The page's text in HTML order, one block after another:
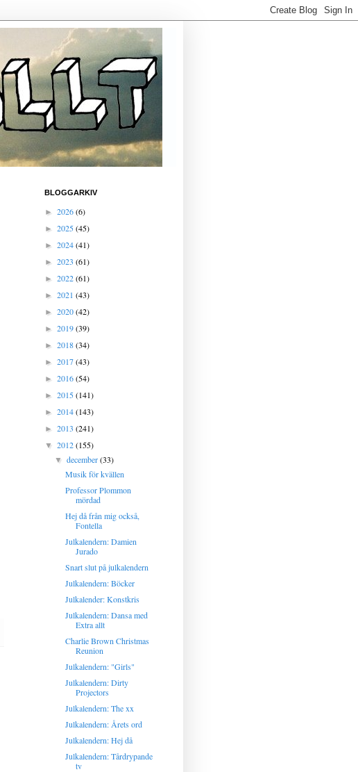
BLOGGARKIV
► 2026(6)
► 2025(45)
► 2024(41)
► 2023 (61)
► 2022(61)
► 2021 (43)
► 2020(42)
► 2019(39)
► 2018(34)
► 2017(43)
► 2016(54)
► 2015(141)
► 2014(143)
► 2013 (241)
▼ 2012(155)
▼december(33)
Musik för kvällen
Professor Plommon
mördad
Hej då från mig också,
Fontella
Julkalendern: Damien
Jurado
Snart slut på julkalendern
Julkalendern: Böcker
Julkalender: Konstkris
Julkalendern: Dansa med
Extra allt
Charlie Brown Christmas
Reunion
Julkalendern: "Girls"
Julkalendern: Dirty
Projectors
Julkalendern: The xx
Julkalendern: Årets ord
Julkalendern: Hej då
Julkalendern: Tårdrypande
tv